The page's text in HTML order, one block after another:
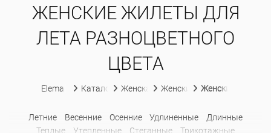
ЖЕНСКИЕ ЖИЛЕТЫ ДЛЯ
ЛЕТА РАЗНОЦВЕТНОГО
ЦВЕТА
Elema Каталог Женская одеждаЖенские жилетыЖенские жилеты
Летние Весенние Осенние Удлиненные
Длинные
Теплые
Утепленные Стеганные
Трикотажные